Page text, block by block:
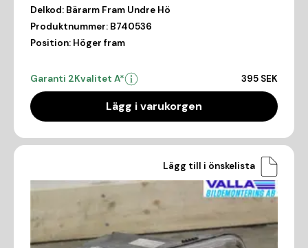
Delkod: Bärarm Fram Undre Hö
Produktnummer: B740536
Position: Höger fram
Garanti 2Kvalitet A* 395 SEK
Lägg i varukorgen
Lägg till i önskelista